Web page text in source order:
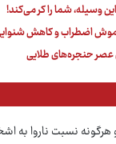
وسیله، شما را کر می‌کند!
اضطراب و کاهش
عصر حنجره‌های طلایی
هرگونه نسبت ناروا به